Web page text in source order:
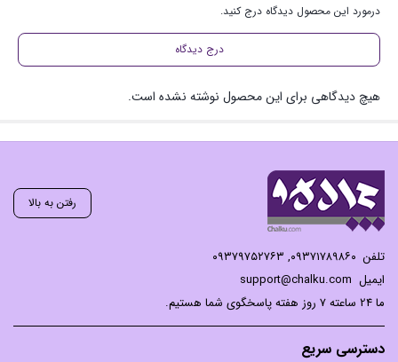
درمورد این محصول دیدگاه درج کنید.
درج دیدگاه
هیچ دیدگاهی برای این محصول نوشته نشده است.
رفتن به بالا
تلفن ۰۹۳۷۱۷۸۹۸۶۰, ۰۹۳۷۹۷۵۲۷۶۳
ایمیل support@chalku.com
ما 24 ساعته 7 روز هفته پاسخگوی شما هستیم.
دسترسی سریع